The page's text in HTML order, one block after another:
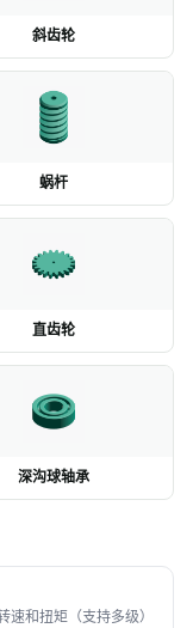
斜齿轮
蜗杆
直齿轮
深沟球轴承
和扭矩（支持多级）